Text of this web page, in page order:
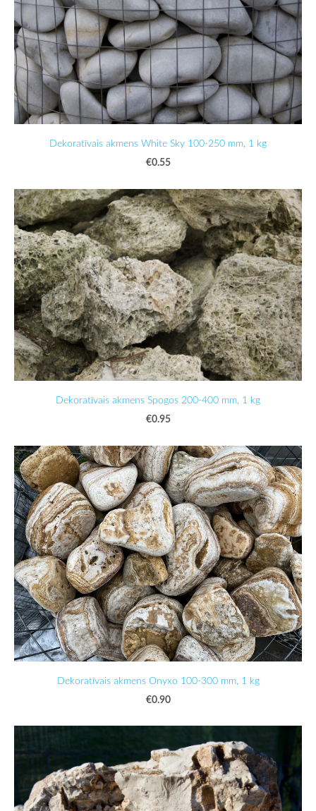
Dekoratīvais akmens White Sky 100-250 mm, 1 kg
€0.55
Dekoratīvais akmens Spogos 200-400 mm, 1 kg
€0.95
Dekoratīvais akmens Onyxo 100-300 mm, 1 kg
€0.90